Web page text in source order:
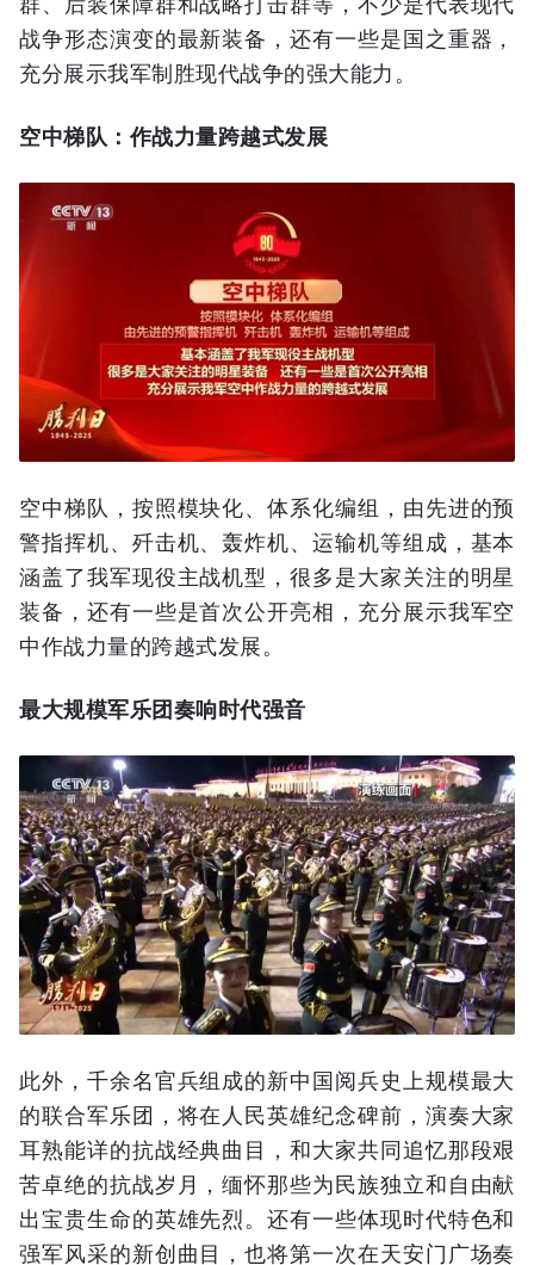
战争形态演变的最新装备，还有一些是国之重器，
充分展示我军制胜现代战争的强大能力。
空中梯队：作战力量跨越式发展
空中梯队，按照模块化、体系化编组，由先进的预
警指挥机、歼击机、轰炸机、运输机等组成，基本
涵盖了我军现役主战机型，很多是大家关注的明星
装备，还有一些是首次公开亮相，充分展示我军空
中作战力量的跨越式发展。
最大规模军乐团奏响时代强音
此外，千余名官兵组成的新中国阅兵史上规模最大
的联合军乐团，将在人民英雄纪念碑前，演奏大家
耳熟能详的抗战经典曲目，和大家共同追忆那段艰
苦卓绝的抗战岁月，缅怀那些为民族独立和自由献
出宝贵生命的英雄先烈。还有一些体现时代特色和
强军风采的新创曲目，也将第一次在天安门广场奏